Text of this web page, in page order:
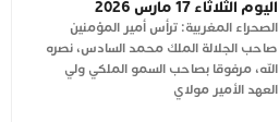
اليوم الثلاثاء 17 مارس 2026
الصحراء المغربية: ترأس أمير المؤمنين
صاحب الجلالة الملك محمد السادس، نصره
الله، مرفوقا بصاحب السمو الملكي ولي
العهد الأمير مولاي